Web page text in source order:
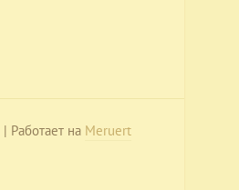
| Работает на Meruert